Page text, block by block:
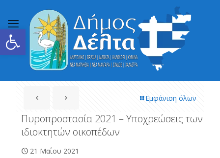
Ανοίξτε τη γραμμή εργαλείων
Εμφάνιση όλων
Πυροπροστασία 2021 – Υποχρεώσεις των
ιδιοκτητών οικοπέδων
21 Μαΐου 2021